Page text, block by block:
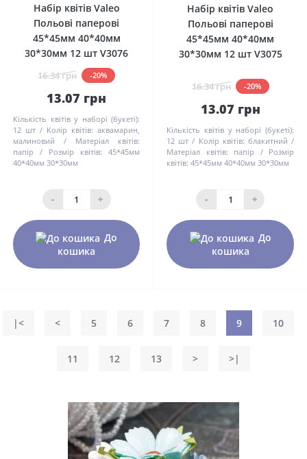
Набір квітів Valeo
Польові паперові
45*45мм 40*40мм
30*30мм 12 шт V3076
16.34 грн -20%
13.07 грн
Кількість квітів у наборі (букеті):
12 шт
Колір квітів: аквамарин,
малиновий
Матеріал квітів:
папір
Розмір квітів:
45*45мм
40*40мм 30*30мм
- +
До
кошика
Набір квітів Valeo
Польові паперові
45*45мм 40*40мм
30*30мм 12 шт V3075
16.34 грн -20%
13.07 грн
Кількість квітів у наборі (букеті):
12 шт
Колір квітів: блакитний
Матеріал квітів:
папір
Розмір
квітів: 45*45мм 40*40мм 30*30мм
- +
До
кошика
|< < 5 6 7 8 9 10
11 12 13 > >|